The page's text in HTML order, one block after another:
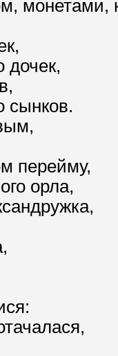
монетами,
дочек,
сынков.
перейму,
орла,